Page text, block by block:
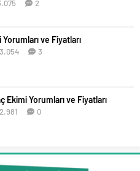
2
ve Fiyatları
3.054 3
Ekimi Yorumları ve Fiyatları
2.981 0